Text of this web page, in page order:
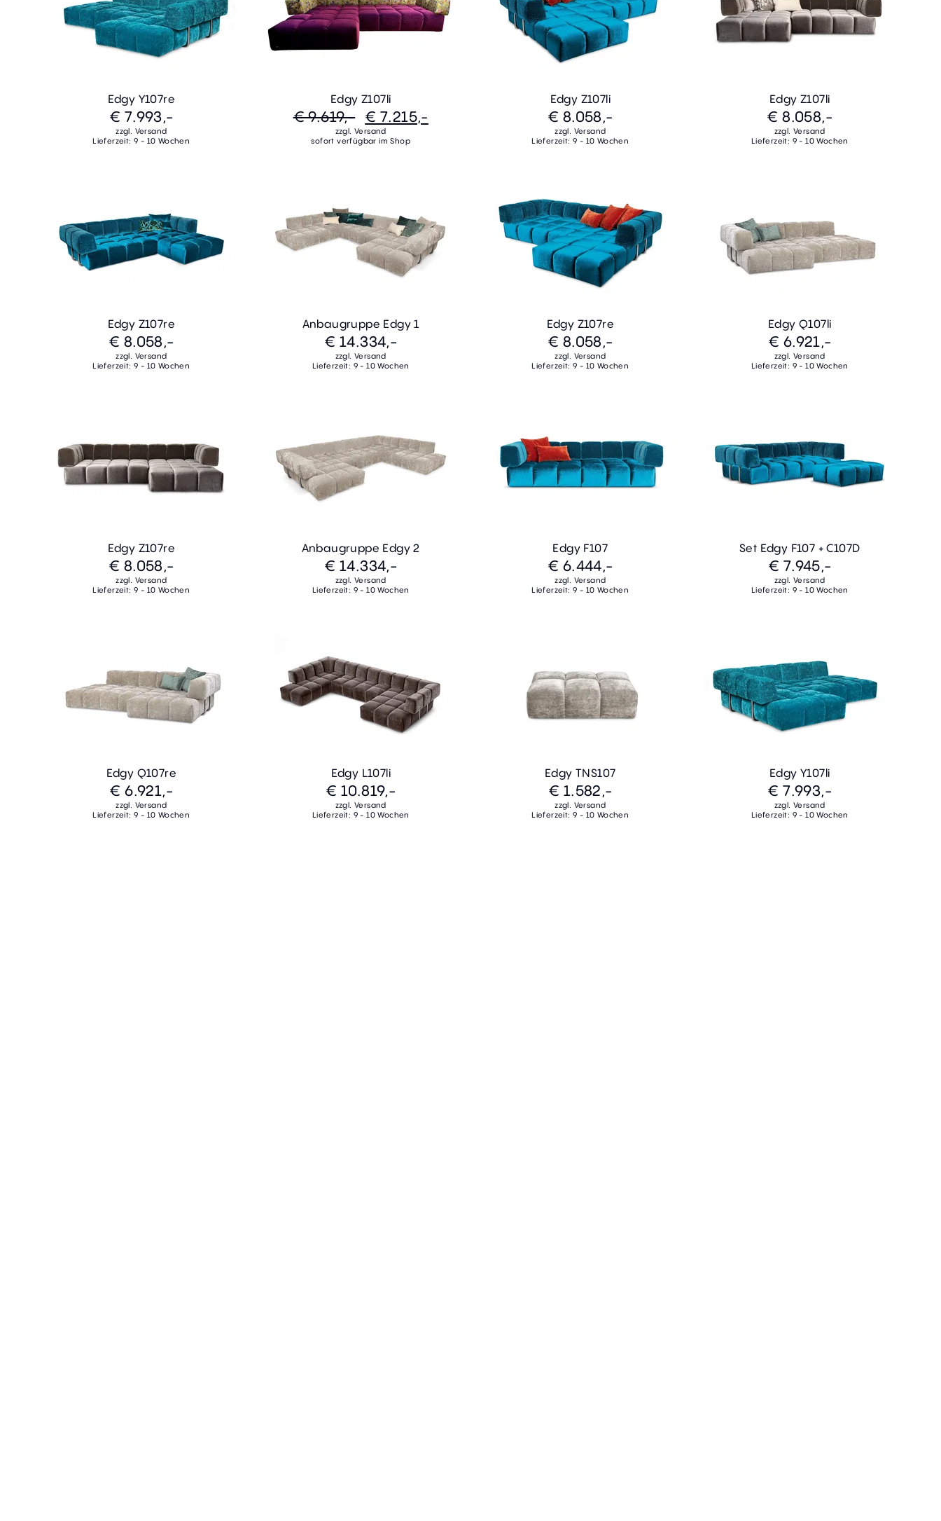
Edgy Y107re
€ 7.993,-
zzgl. Versand
Lieferzeit: 9 - 10 Wochen
Edgy Z107li
€ 9.619,- € 7.215,-
zzgl. Versand
sofort verfügbar im Shop
Edgy Z107li
€ 8.058,-
zzgl. Versand
Lieferzeit: 9 - 10 Wochen
Edgy Z107li
€ 8.058,-
zzgl. Versand
Lieferzeit: 9 - 10 Wochen
Edgy Z107re
€ 8.058,-
zzgl. Versand
Lieferzeit: 9 - 10 Wochen
Anbaugruppe Edgy 1
€ 14.334,-
zzgl. Versand
Lieferzeit: 9 - 10 Wochen
Edgy Z107re
€ 8.058,-
zzgl. Versand
Lieferzeit: 9 - 10 Wochen
Edgy Q107li
€ 6.921,-
zzgl. Versand
Lieferzeit: 9 - 10 Wochen
Edgy Z107re
€ 8.058,-
zzgl. Versand
Lieferzeit: 9 - 10 Wochen
Anbaugruppe Edgy 2
€ 14.334,-
zzgl. Versand
Lieferzeit: 9 - 10 Wochen
Edgy F107
€ 6.444,-
zzgl. Versand
Lieferzeit: 9 - 10 Wochen
Set Edgy F107 + C107D
€ 7.945,-
zzgl. Versand
Lieferzeit: 9 - 10 Wochen
Edgy Q107re
€ 6.921,-
zzgl. Versand
Lieferzeit: 9 - 10 Wochen
Edgy L107li
€ 10.819,-
zzgl. Versand
Lieferzeit: 9 - 10 Wochen
Edgy TNS107
€ 1.582,-
zzgl. Versand
Lieferzeit: 9 - 10 Wochen
Edgy Y107li
€ 7.993,-
zzgl. Versand
Lieferzeit: 9 - 10 Wochen